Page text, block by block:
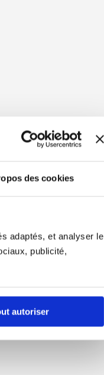
des cookies
adaptés, et analyser le
publicité,
autoriser